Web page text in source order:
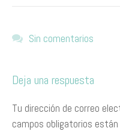
Sin comentarios
Deja una respuesta
Tu dirección de correo
campos obligatorios